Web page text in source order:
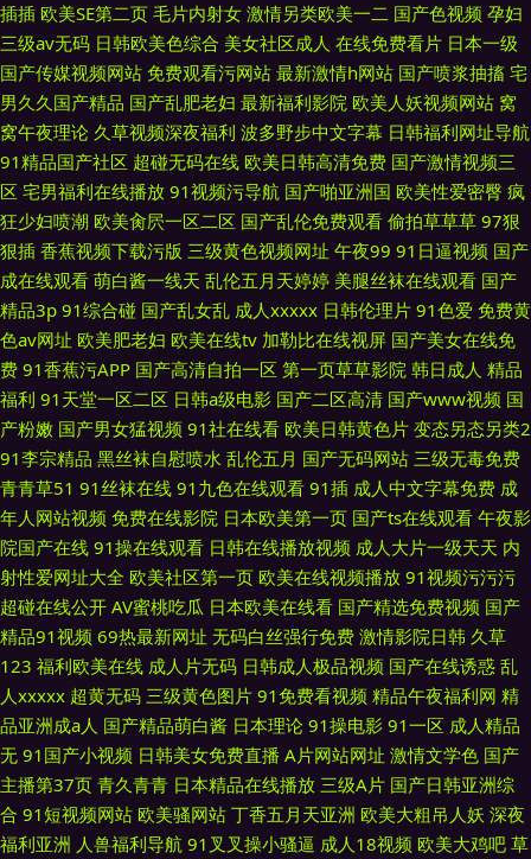
插插 欧美SE第二页 毛片内射女 激情另类欧美一二 国产色视频 孕妇
三级av无码 日韩欧美色综合 美女社区成人 在线免费看片 日本一级
国产传媒视频网站 免费观看污网站 最新激情h网站 国产喷浆抽搐 宅
男久久国产精品 国产乱肥老妇 最新福利影院 欧美人妖视频网站 窝
窝午夜理论 久草视频深夜福利 波多野步中文字幕 日韩福利网址导航
91精品国产社区 超碰无码在线 欧美日韩高清免费 国产激情视频三
区 宅男福利在线播放 91视频污导航 国产啪亚洲国 欧美性爱密臀 疯
狂少妇喷潮 欧美肏屄一区二区 国产乱伦免费观看 偷拍草草草 97狠
狠插 香蕉视频下载污版 三级黄色视频网址 午夜99 91日逼视频 国产
成在线观看 萌白酱一线天 乱伦五月天婷婷 美腿丝袜在线观看 国产
精品3p 91综合碰 国产乱女乱 成人xxxxx 日韩伦理片 91色爱 免费黄
色av网址 欧美肥老妇 欧美在线tv 加勒比在线视屏 国产美女在线免
费 91香蕉污APP 国产高清自拍一区 第一页草草影院 韩日成人 精品
福利 91天堂一区二区 日韩a级电影 国产二区高清 国产www视频 国
产粉嫩 国产男女猛视频 91社在线看 欧美日韩黄色片 变态另态另类2
91李宗精品 黑丝袜自慰喷水 乱伦五月 国产无码网站 三级无毒免费
青青草51 91丝袜在线 91九色在线观看 91插 成人中文字幕免费 成
年人网站视频 免费在线影院 日本欧美第一页 国产ts在线观看 午夜影
院国产在线 91操在线观看 日韩在线播放视频 成人大片一级天天 内
射性爱网址大全 欧美社区第一页 欧美在线视频播放 91视频污污污
超碰在线公开 AV蜜桃吃瓜 日本欧美在线看 国产精选免费视频 国产
精品91视频 69热最新网址 无码白丝强行免费 激情影院日韩 久草
123 福利欧美在线 成人片无码 日韩成人极品视频 国产在线诱惑 乱
人xxxxx 超黄无码 三级黄色图片 91免费看视频 精品午夜福利网 精
品亚洲成a人 国产精品萌白酱 日本理论 91操电影 91一区 成人精品
无 91国产小视频 日韩美女免费直播 A片网站网址 激情文学色 国产
主播第37页 青久青青 日本精品在线播放 三级A片 国产日韩亚洲综
合 91短视频网站 欧美骚网站 丁香五月天亚洲 欧美大粗吊人妖 深夜
福利亚洲 人兽福利导航 91叉叉操小骚逼 成人18视频 欧美大鸡吧 草